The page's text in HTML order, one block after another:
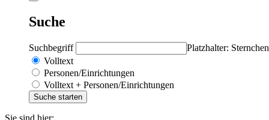
Suche
Suchbegriff
Platzhalter:
Volltext
Personen/Einrichtungen
Volltext + Personen/Einrichtungen
Sie sind hier: